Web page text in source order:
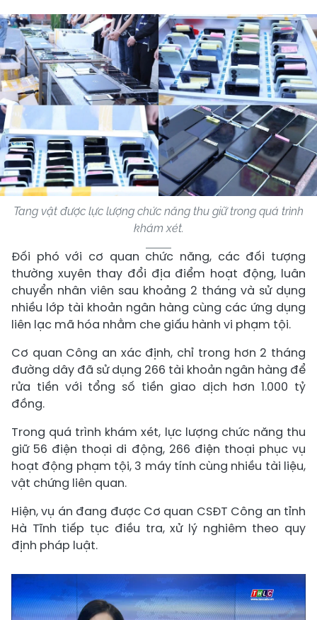
Tang vật được lực lượng chức năng thu giữ trong quá trình
khám xét.
Đối phó với cơ quan chức năng, các đối tượng
thường xuyên thay đổi địa điểm hoạt động, luân
chuyển nhân viên sau khoảng 2 tháng và sử dụng
nhiều lớp tài khoản ngân hàng cùng các ứng dụng
liên lạc mã hóa nhằm che giấu hành vi phạm tội.
Cơ quan Công an xác định, chỉ trong hơn 2 tháng
đường dây đã sử dụng 266 tài khoản ngân hàng để
rửa tiền với tổng số tiền giao dịch hơn 1.000 tỷ
đồng.
Trong quá trình khám xét, lực lượng chức năng thu
giữ 56 điện thoại di động, 266 điện thoại phục vụ
hoạt động phạm tội, 3 máy tính cùng nhiều tài liệu,
vật chứng liên quan.
Hiện, vụ án đang được Cơ quan CSĐT Công an tỉnh
Hà Tĩnh tiếp tục điều tra, xử lý nghiêm theo quy
định pháp luật.